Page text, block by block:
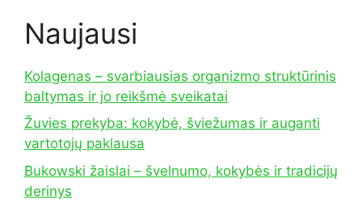
Naujausi
Kolagenas – svarbiausias organizmo struktūrinis
baltymas ir jo reikšmė sveikatai
Žuvies prekyba: kokybė, šviežumas ir auganti
vartotojų paklausa
Bukowski žaislai – švelnumo, kokybės ir tradicijų
derinys